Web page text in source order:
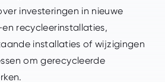
investeringen in nieuwe
recycleerinstallaties,
installaties of wijzigingen
om gerecycleerde